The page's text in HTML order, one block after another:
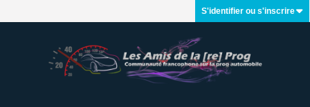
S'identifier ou s'inscrire